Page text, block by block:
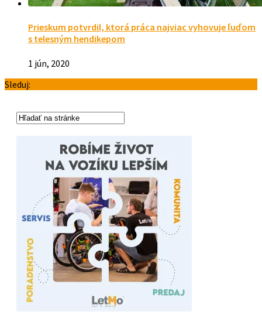
Prieskum potvrdil, ktorá práca najviac vyhovuje ľuďom
s telesným hendikepom
1 jún, 2020
Sleduj: